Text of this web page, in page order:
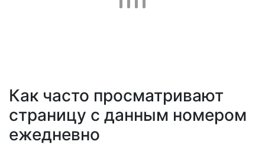
Как часто просматривают
страницу с данным номером
ежедневно